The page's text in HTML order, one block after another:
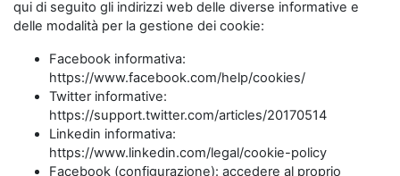
qui di seguito gli indirizzi web delle diverse informative e
delle modalità per la gestione dei cookie:
Facebook informativa:
https://www.facebook.com/help/cookies/
Twitter informative:
https://support.twitter.com/articles/20170514
Linkedin informativa:
https://www.linkedin.com/legal/cookie-policy
Facebook (configurazione): accedere al proprio